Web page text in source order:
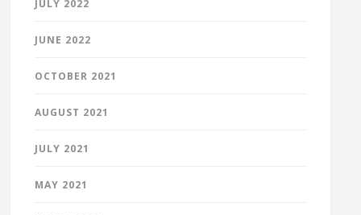
JULY 2022
JUNE 2022
OCTOBER 2021
AUGUST 2021
JULY 2021
MAY 2021